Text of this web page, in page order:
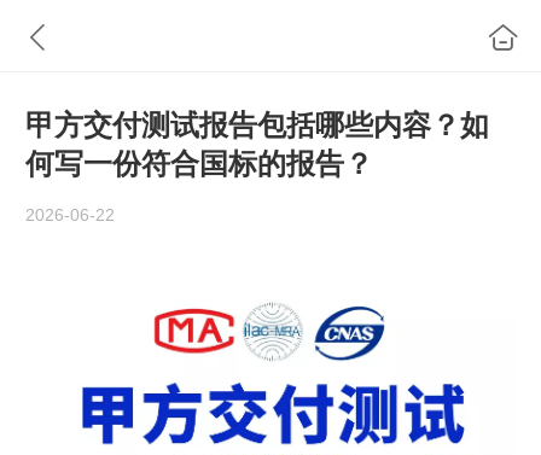
甲方交付测试报告包括哪些内容？如
何写一份符合国标的报告？
2026-06-22